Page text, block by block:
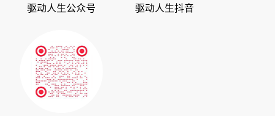
版权声明
驱动大师
天极下载
驱动人生公众号 驱动人生抖音